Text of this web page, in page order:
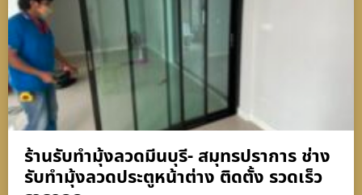
ร้านรับทำมุ้งลวดมีนบุรี- สมุทรปราการ ช่าง
รับทำมุ้งลวดประตูหน้าต่าง ติดตั้ง รวดเร็ว